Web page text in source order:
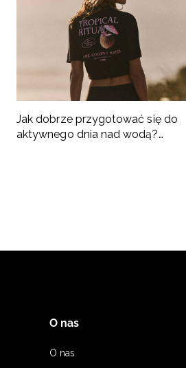
Jak dobrze przygotować się do
aktywnego dnia nad wodą?
O nas
O nas